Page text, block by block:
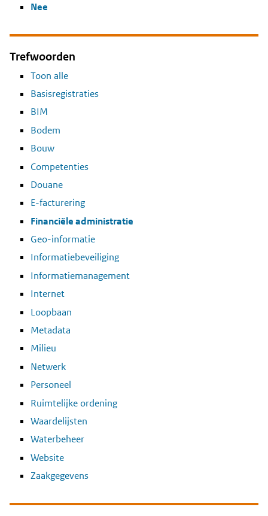
Nee
Trefwoorden
Toon alle
Basisregistraties
BIM
Bodem
Bouw
Competenties
Douane
E-facturering
Financiële administratie
Geo-informatie
Informatiebeveiliging
Informatiemanagement
Internet
Loopbaan
Metadata
Milieu
Netwerk
Personeel
Ruimtelijke ordening
Waardelijsten
Waterbeheer
Website
Zaakgegevens